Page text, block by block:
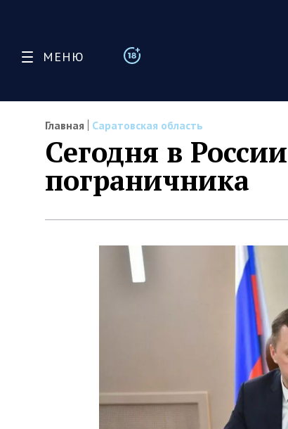
МЕНЮ
Главная Саратовская область
Сегодня в
пограничника